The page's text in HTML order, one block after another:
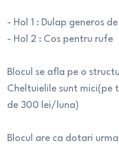
- Hol 1 : Dulap generos
- Hol 2 : Cos pentru rufe
Blocul se afla pe o
Cheltuielile sunt mici(pe
de 300 lei/luna)
Blocul are ca dotari